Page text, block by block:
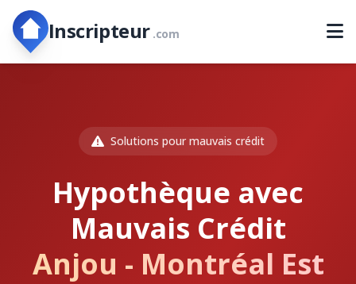
Inscripteur .com
Solutions pour mauvais crédit
Hypothèque avec
Mauvais Crédit
Anjou - Montréal Est